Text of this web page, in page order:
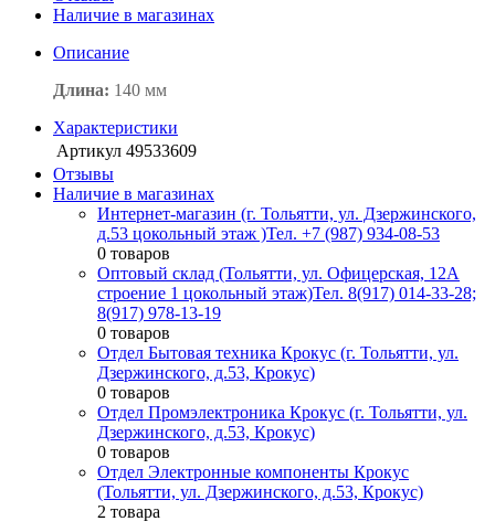
Наличие в магазинах
Описание
Длина: 140 мм
Характеристики
Артикул 49533609
Отзывы
Наличие в магазинах
Интернет-магазин (г. Тольятти, ул. Дзержинского,
д.53 цокольный этаж )Тел. +7 (987) 934-08-53
0 товаров
Оптовый склад (Тольятти, ул. Офицерская, 12А
строение 1 цокольный этаж)Тел. 8(917) 014-33-28;
8(917) 978-13-19
0 товаров
Отдел Бытовая техника Крокус (г. Тольятти, ул.
Дзержинского, д.53, Крокус)
0 товаров
Отдел Промэлектроника Крокус (г. Тольятти, ул.
Дзержинского, д.53, Крокус)
0 товаров
Отдел Электронные компоненты Крокус
(Тольятти, ул. Дзержинского, д.53, Крокус)
2 товара